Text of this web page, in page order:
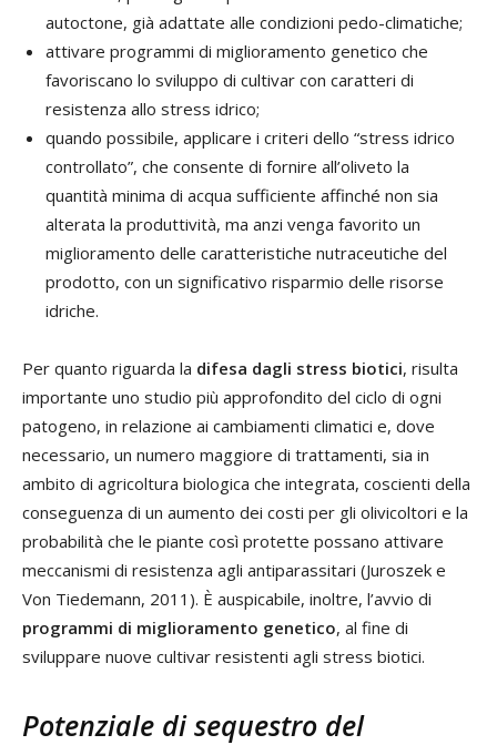
autoctone, già adattate alle condizioni pedo-climatiche;
attivare programmi di miglioramento genetico che
favoriscano lo sviluppo di cultivar con caratteri di
resistenza allo stress idrico;
quando possibile, applicare i criteri dello “stress idrico
controllato”, che consente di fornire all’oliveto la
quantità minima di acqua sufficiente affinché non sia
alterata la produttività, ma anzi venga favorito un
miglioramento delle caratteristiche nutraceutiche del
prodotto, con un significativo risparmio delle risorse
idriche.
Per quanto riguarda la difesa dagli stress biotici, risulta
importante uno studio più approfondito del ciclo di ogni
patogeno, in relazione ai cambiamenti climatici e, dove
necessario, un numero maggiore di trattamenti, sia in
ambito di agricoltura biologica che integrata, coscienti della
conseguenza di un aumento dei costi per gli olivicoltori e la
probabilità che le piante così protette possano attivare
meccanismi di resistenza agli antiparassitari (Juroszek e
Von Tiedemann, 2011). È auspicabile, inoltre, l’avvio di
programmi di miglioramento genetico, al fine di
sviluppare nuove cultivar resistenti agli stress biotici.
Potenziale di sequestro del